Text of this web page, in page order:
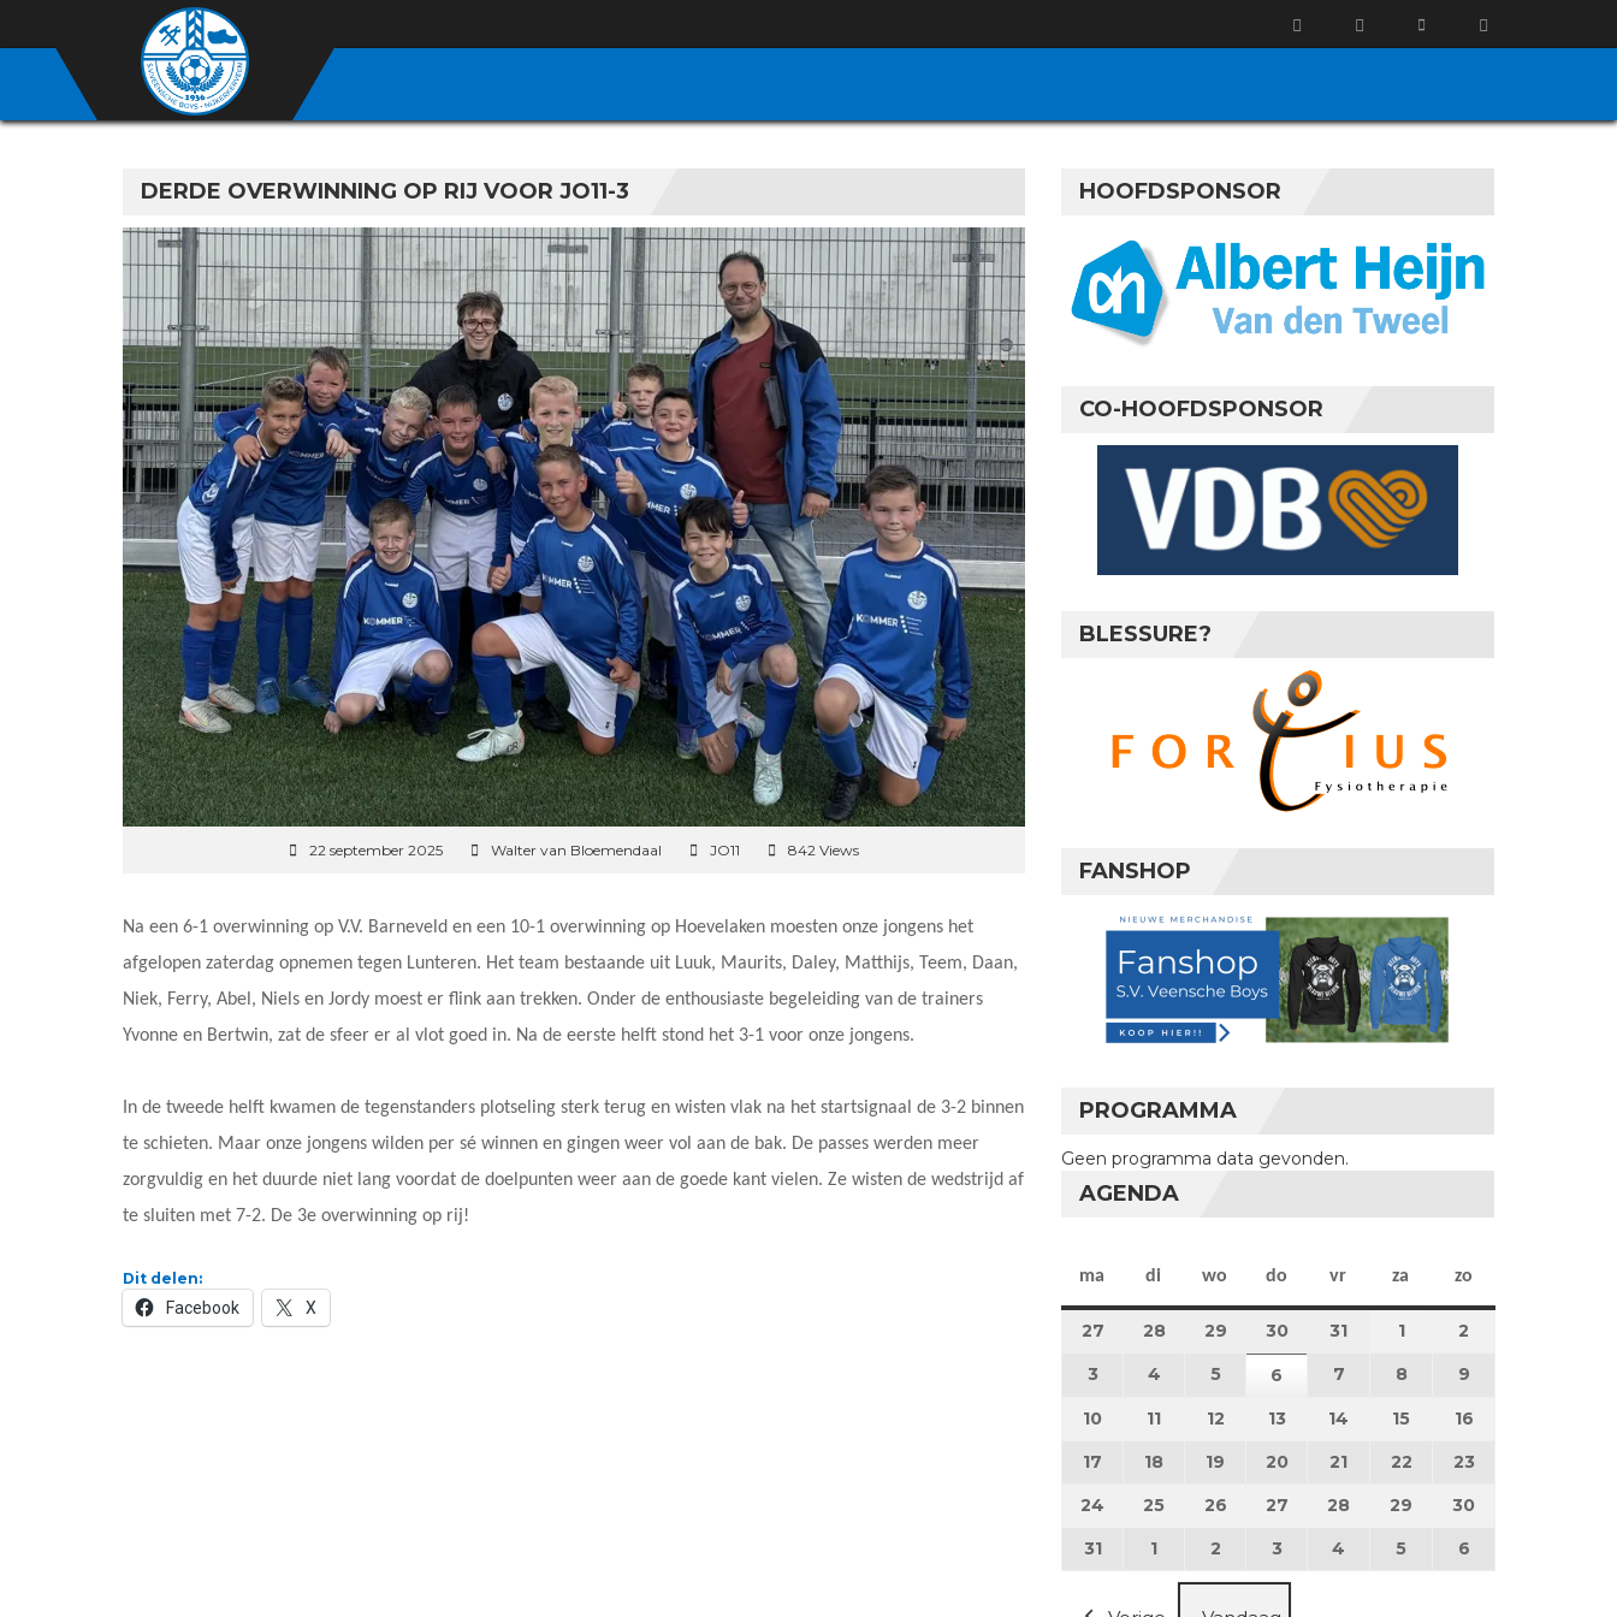
DERDE OVERWINNING OP RIJ VOOR JO11-3
22 september 2025 Walter van Bloemendaal JO11 842 Views
Na een 6-1 overwinning op V.V. Barneveld en een 10-1 overwinning op Hoevelaken moesten onze jongens het
afgelopen zaterdag opnemen tegen Lunteren. Het team bestaande uit Luuk, Maurits, Daley, Matthijs, Teem, Daan,
Niek, Ferry, Abel, Niels en Jordy moest er flink aan trekken. Onder de enthousiaste begeleiding van de trainers
Yvonne en Bertwin, zat de sfeer er al vlot goed in. Na de eerste helft stond het 3-1 voor onze jongens.
In de tweede helft kwamen de tegenstanders plotseling sterk terug en wisten vlak na het startsignaal de 3-2 binnen
te schieten. Maar onze jongens wilden per sé winnen en gingen weer vol aan de bak. De passes werden meer
zorgvuldig en het duurde niet lang voordat de doelpunten weer aan de goede kant vielen. Ze wisten de wedstrijd af
te sluiten met 7-2. De 3e overwinning op rij!
Dit delen:
Facebook X
HOOFDSPONSOR
CO-HOOFDSPONSOR
BLESSURE?
FANSHOP
PROGRAMMA
Geen programma data gevonden.
AGENDA
ma maandag
di dinsdag
wo woensdag
do donderdag
vr vrijdag
za zaterdag
zo
27 27 juli 2026
28 28 juli 2026
29 29 juli 2026
3030 juli 2026
31 31 juli 2026
11 augustus 2026
2
3 3 augustus 2026
4 4 augustus 2026
55 augustus 2026
6 6 augustus 2026
7 7 augustus 2026
8 8 augustus 2026
9
10 10 augustus 2026
11 11 augustus 2026
12 12 augustus 2026
13 13 augustus 2026
14 14 augustus 2026
15 15 augustus 2026
16
17 17 augustus 2026
18 18 augustus 2026
19 19 augustus 2026
20 20 augustus 2026
21 21 augustus 2026
22 22 augustus 2026
23
24 24 augustus 2026
25 25 augustus 2026
26 26 augustus 2026
27 27 augustus 2026
28 28 augustus 2026
29 29 augustus 2026
30
3131 augustus 2026
1 1 september 2026
2 2 september 2026
3 3 september 2026
4 4 september 2026
5 5 september 2026
6